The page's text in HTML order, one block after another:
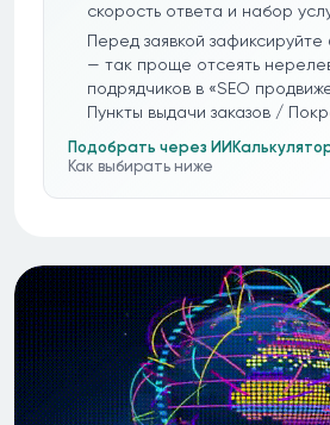
скорость ответа и набор
Перед заявкой
— так проще отсеять
подрядчиков в «SEO
Пункты выдачи заказов /
Подобрать через ИИ
Как выбирать ниже